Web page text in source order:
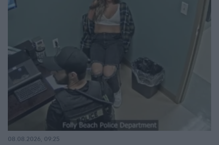
08.08.2026, 09:25